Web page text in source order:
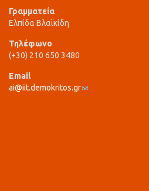
Γραμματεία
Ελπίδα Βλαϊκίδη
Τηλέφωνο
(+30) 210 650 3480
Email
ai@iit.demokritos.gr(link sends e-mail)